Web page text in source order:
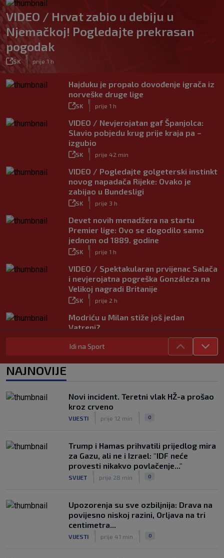
VIDEO / Hrvat zabio u debiju u
Njemačkoj! Pogledajte prekrasan
pogodak
SK prije 1 h
Hajduku je propalo dovođenje igrača iz
norveške druge lige
SK prije 1 h
VIDEO / Nevjerojatan gaf Španjolca:
Slavio pobjedu krug prije kraja pa –
izgubio
SK prije 42 min
VIDEO / Pogledajte golgeterski instinkt
novog napadača Rijeke: Ovako je
zabijao u Bundesligi
SK prije 3 h
Devet novih menadžera na startu
Premier lige: Ovo se dogodilo samo
jednom od 1889. godine
SK prije 1 h
VIDEO / Spektakularan prvijenac Salača
i nevjerojatna pogreška Gonzáleza na
Velikoj nagradi Britanije
SK prije 2 h
Modriću u Milan stiže još jedan
Vatreni?
Rijeka dovela napadača iz Bundeslige!
|
Pirlom: ‘Povjerenje više ne postoji’
SK prije 3 h
Idi na Sport
NAJNOVIJE
Novi incident. Teretni vlak HŽ-a prošao
kroz crveno
VIJESTI prije 12 min 0
Trump i Hamas prihvatili prijedlog mira
za Gazu, ali ne i Izrael: "IDF neće
provesti nikakvo povlačenje..."
SVIJET prije 28 min 0
Upozorenja su sve ozbiljnija: Drava na
povijesno niskoj razini, Orljava na tri
centimetra...
VIJESTI prije 41 min 0